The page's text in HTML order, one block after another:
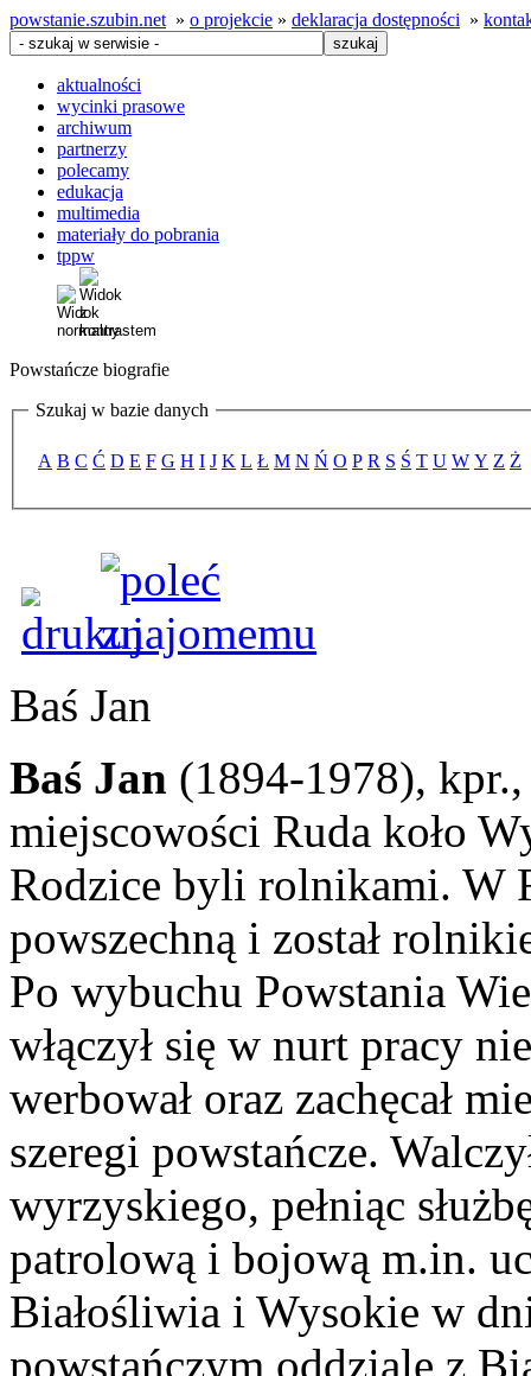
powstanie.szubin.net » o projekcie » deklaracja dostępności »
aktualności
wycinki prasowe
archiwum
partnerzy
polecamy
edukacja
multimedia
materiały do pobrania
tppw
Powstańcze biografie
Szukaj w bazie danych
A B C Ć D E F G H I J K L Ł M N Ń O P R S Ś T U W Y Z Ż
Baś Jan
Baś Jan (1894-1978),
miejscowości Ruda koło
Rodzice byli rolnikami. W
powszechną i został
Po wybuchu Powstania
włączył się w nurt pracy
werbował oraz zachęcał
szeregi powstańcze.
wyrzyskiego, pełniąc
patrolową i bojową m.in.
Białośliwia i Wysokie w
powstańczym oddziale z